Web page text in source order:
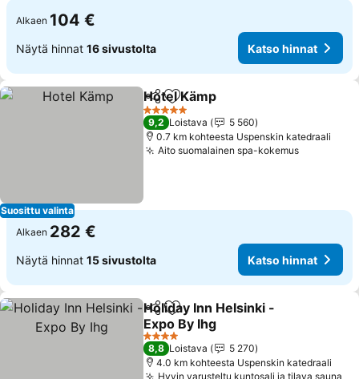
Alkaen 104 €
Näytä hinnat 16 sivustolta Katso hinnat
Suosittu valinta
Jaa Lisää suosikkeihin
Hotel Kämp
5 Tähtiluokitus
9,2 Loistava
5 560
0.7 km kohteesta Uspenskin katedraali
Aito suomalainen spa-kokemus
Alkaen 282 €
Näytä hinnat 15 sivustolta Katso hinnat
Jaa Lisää suosikkeihin
Holiday Inn Helsinki -
Expo By Ihg
4 Tähtiluokitus
8,8 Loistava
5 270
4.0 km kohteesta Uspenskin katedraali
Hyvin varusteltu kuntosali ja tilava sauna